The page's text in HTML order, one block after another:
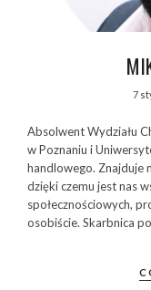
7
Absolwent Wydziału
w Poznaniu i
handlowego. Znajduje
dzięki czemu jest nas
społecznościowych,
osobiście. Skarbnica